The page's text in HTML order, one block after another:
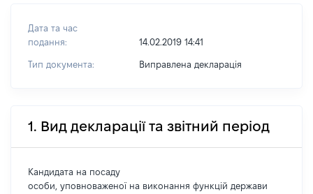
Дата та час
подання:
14.02.2019 14:41
Тип документа: Виправлена декларація
1. Вид декларації та звітний період
Кандидата на посаду
особи, уповноваженої на виконання функцій держави